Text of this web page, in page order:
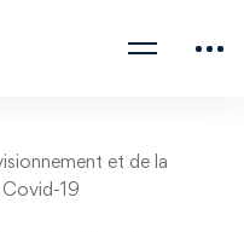
et de la
19